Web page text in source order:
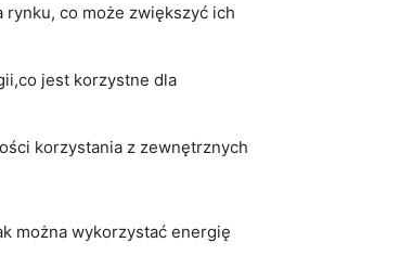
rynku, co może zwiększyć ich
jest korzystne dla
korzystania z zewnętrznych
można wykorzystać energię